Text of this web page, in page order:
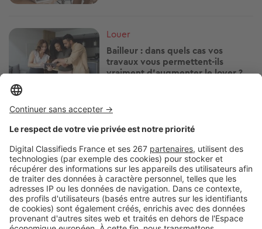
Image
Louer
Bailleur : dans quels cas vos
travaux vous permettent-ils
vraiment d’augmenter le loyer ?
Image
Volet roulant en panne : locataire
ou propriétaire, à qui revient la
facture ?
Image
Louer
Logement social : pourquoi le